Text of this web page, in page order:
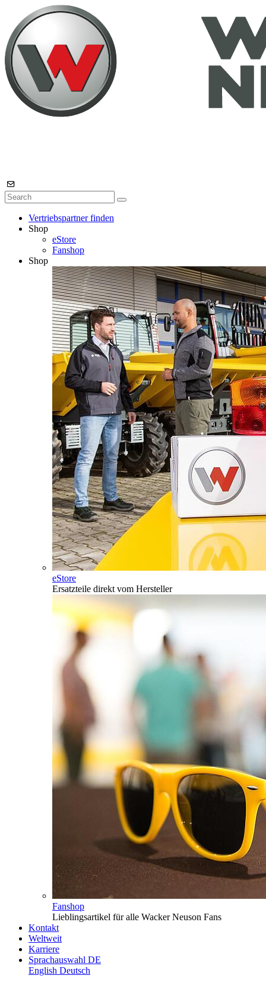
Vertriebspartner finden
Shop
eStore
Fanshop
Shop
eStore
Ersatzteile direkt vom Hersteller
Fanshop
Lieblingsartikel für alle Wacker Neuson Fans
Kontakt
Weltweit
Karriere
Sprachauswahl DE
English Deutsch